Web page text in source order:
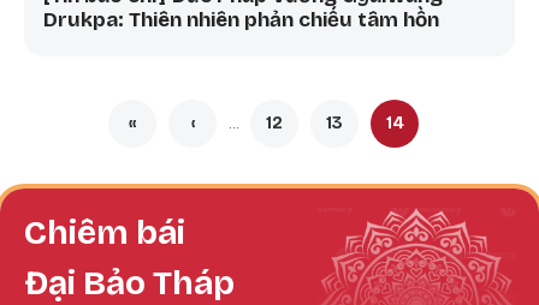
Drukpa: Thiên nhiên phản chiếu tâm hồn
PaginationFirst page
« Trang trước
‹ Trang
12 Trang
13 Trang hiện thời
14
Chiêm bái
Đại Bảo Tháp